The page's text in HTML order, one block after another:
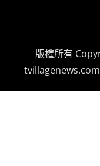
版權所有
tvillagenews.com